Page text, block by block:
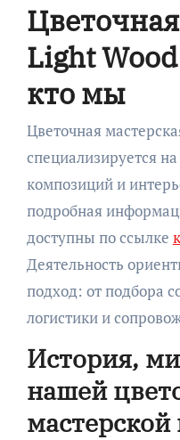
Light
кто мы
Цветочная мастерская Light Wood
специализируется
композиций и
подробная
доступны по ссылке
Деятельность
подход: от подбора
логистики и
История,
нашей
мастерской